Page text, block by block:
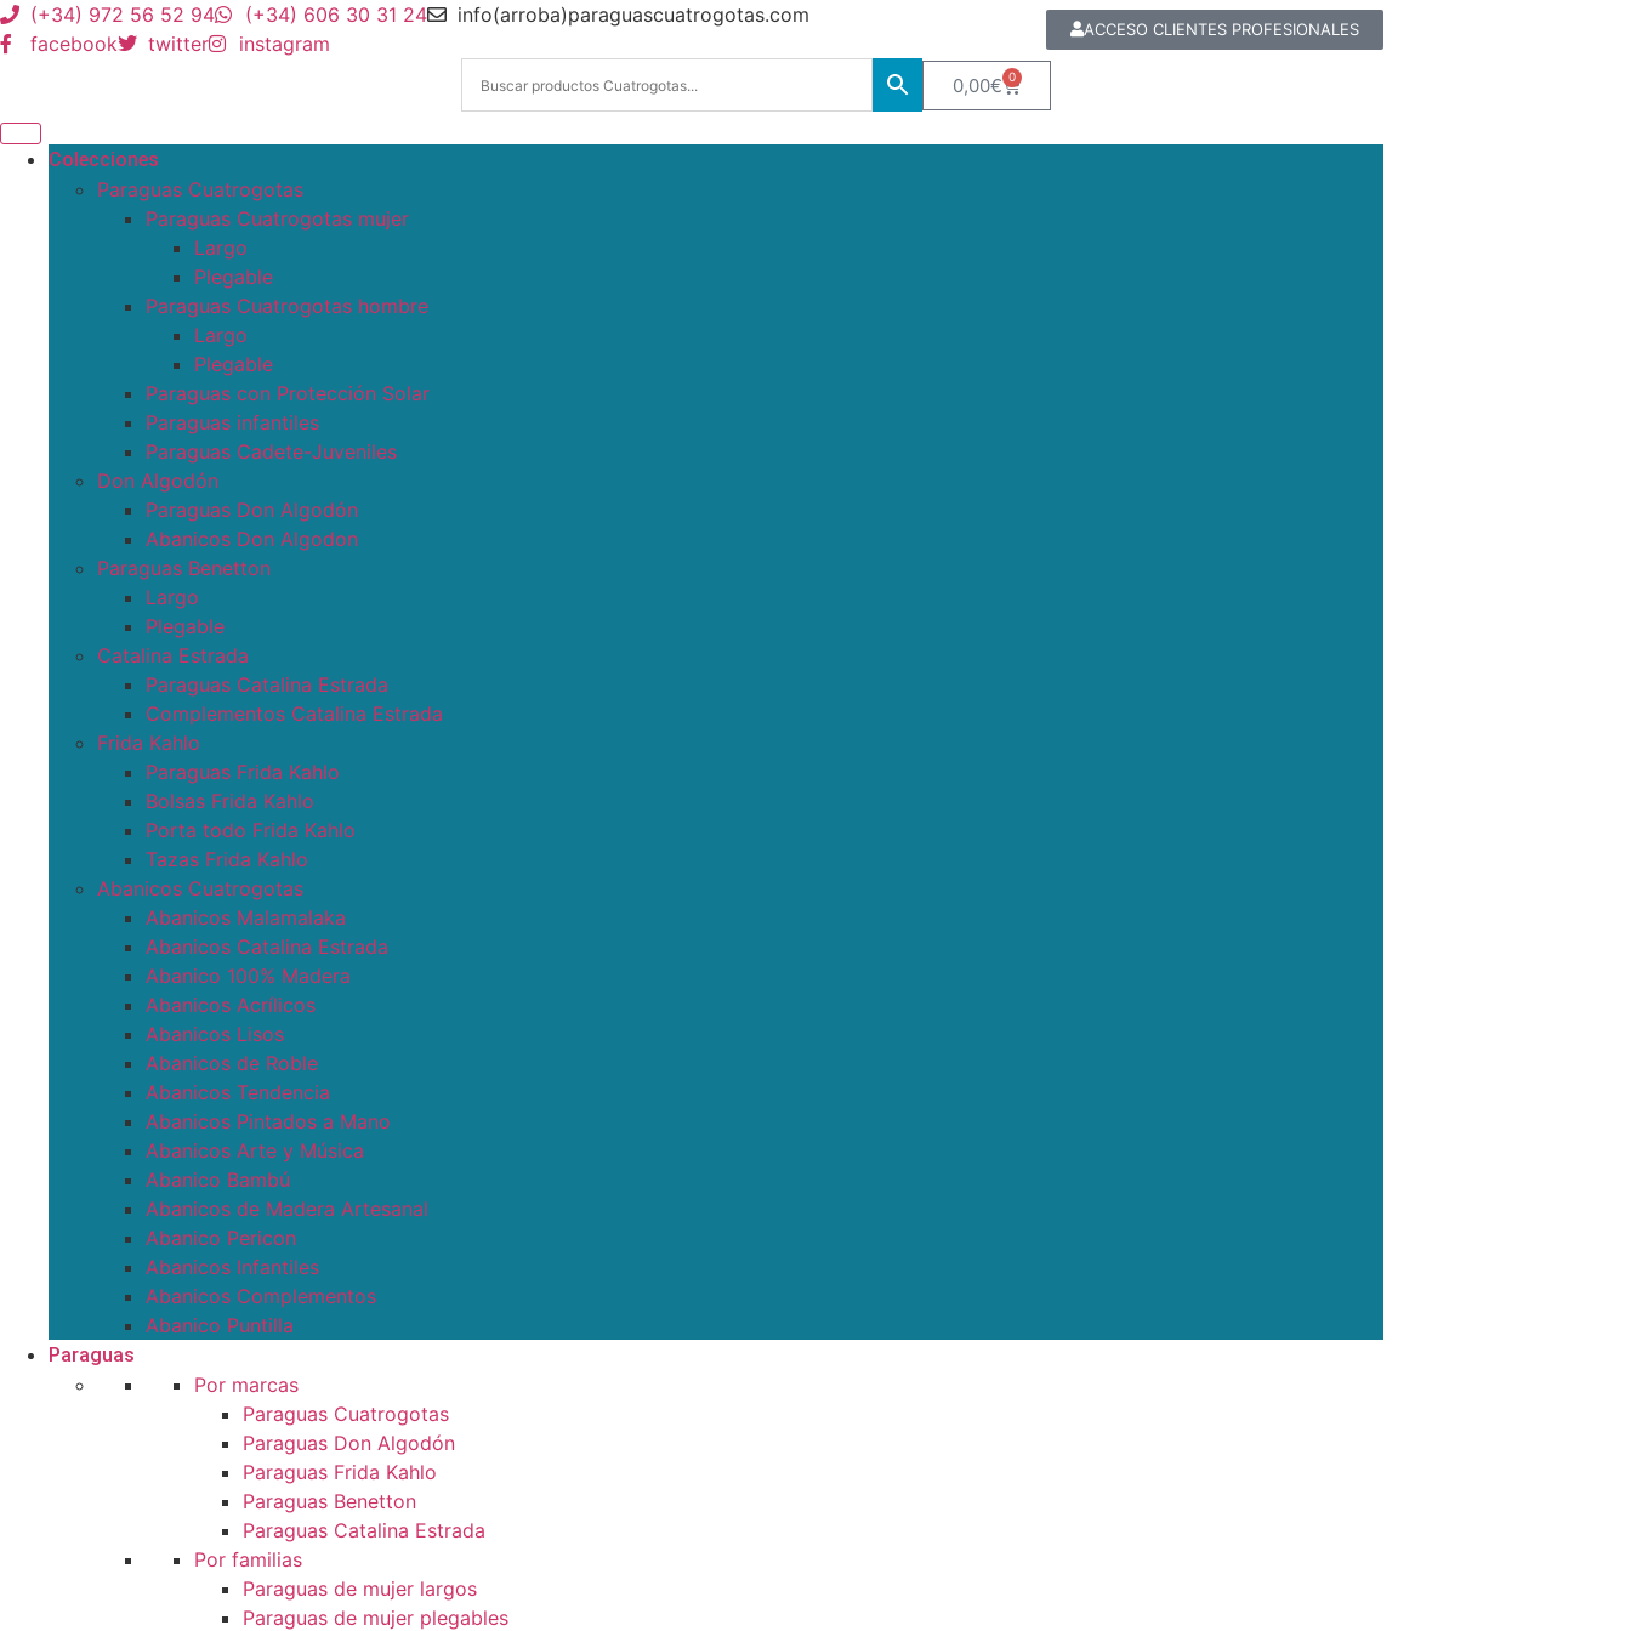
(+34) 972 56 52 94 (+34) 606 30 31 24
info(arroba)paraguascuatrogotas.com
facebook
twitter instagram
ACCESO CLIENTES PROFESIONALES
0,00€ 0
Colecciones
Paraguas Cuatrogotas
Paraguas Cuatrogotas mujer
Largo
Plegable
Paraguas Cuatrogotas hombre
Largo
Plegable
Paraguas con Protección Solar
Paraguas infantiles
Paraguas Cadete-Juveniles
Don Algodón
Paraguas Don Algodón
Abanicos Don Algodon
Paraguas Benetton
Largo
Plegable
Catalina Estrada
Paraguas Catalina Estrada
Complementos Catalina Estrada
Frida Kahlo
Paraguas Frida Kahlo
Bolsas Frida Kahlo
Porta todo Frida Kahlo
Tazas Frida Kahlo
Abanicos Cuatrogotas
Abanicos Malamalaka
Abanicos Catalina Estrada
Abanico 100% Madera
Abanicos Acrílicos
Abanicos Lisos
Abanicos de Roble
Abanicos Tendencia
Abanicos Pintados a Mano
Abanicos Arte y Música
Abanico Bambú
Abanicos de Madera Artesanal
Abanico Pericon
Abanicos Infantiles
Abanicos Complementos
Abanico Puntilla
Paraguas
Por marcas
Paraguas Cuatrogotas
Paraguas Don Algodón
Paraguas Frida Kahlo
Paraguas Benetton
Paraguas Catalina Estrada
Por familias
Paraguas de mujer largos
Paraguas de mujer plegables